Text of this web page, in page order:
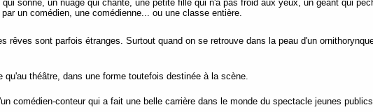
qui sonne, un nuage qui chante, une petite fille qui n'a pas froid aux yeux, un géant qui
un comédien, une comédienne... ou une classe entière.
rêves sont parfois étranges. Surtout quand on se retrouve dans la peau d'un
qu'au théâtre, dans une forme toutefois destinée à la scène.
comédien-conteur qui a fait une belle carrière dans le monde du spectacle jeunes